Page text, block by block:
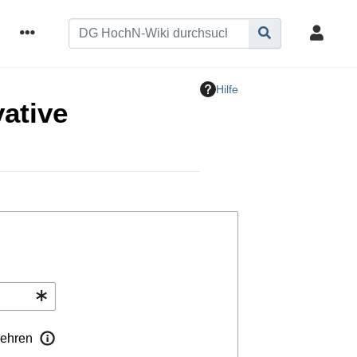
Hilfe